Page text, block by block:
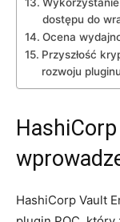
dostępu do
Ocena
Przyszłość⁢
rozwoju
HashiCorp Vault